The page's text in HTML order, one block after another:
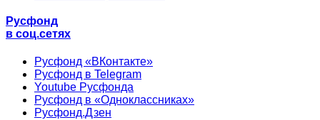
Русфонд
в соц.сетях
Русфонд «ВКонтакте»
Русфонд в Telegram
Youtube Русфонда
Русфонд в «Одноклассниках»
Русфонд.Дзен